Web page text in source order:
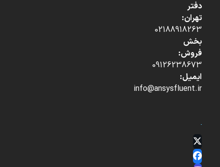
دفتر
تهران:
02188918263
بخش
فروش:
09126238673
ایمیل:
info@ansysfluent.ir
Twitter
(deprecated)
Facebook